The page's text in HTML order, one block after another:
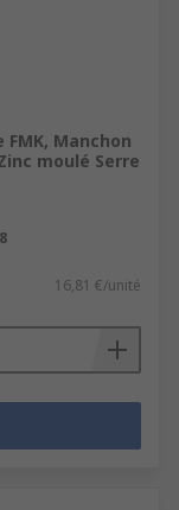
Manchon
moulé Serre
16,81 €/unité